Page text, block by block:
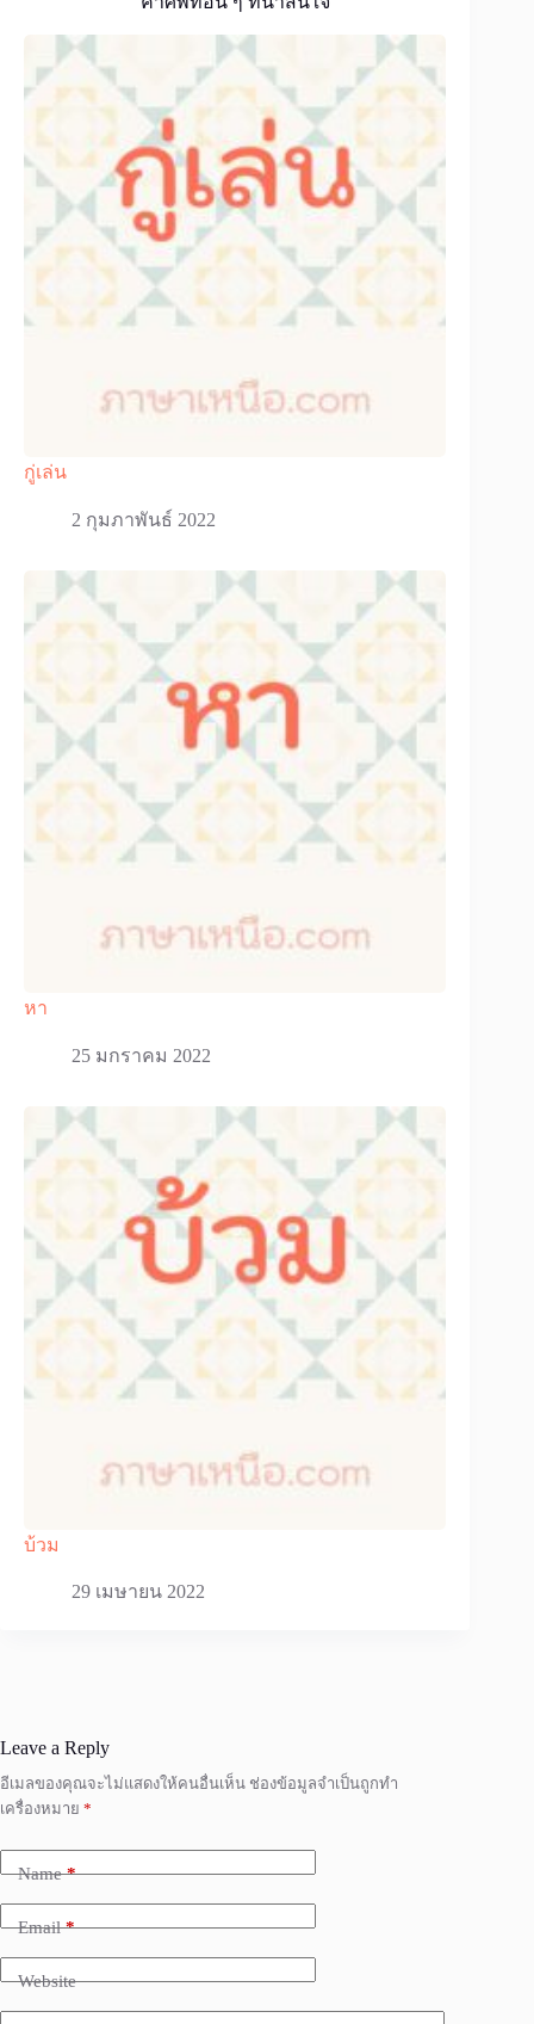
กู่เล่น
2 กุมภาพันธ์ 2022
หา
25 มกราคม 2022
บ้วม
29 เมษายน 2022
Leave a Reply
อีเมลของคุณจะไม่แสดงให้คนอื่นเห็น ช่องข้อมูลจำเป็นถูกทำ
เครื่องหมาย *
Name*
Email*
Website